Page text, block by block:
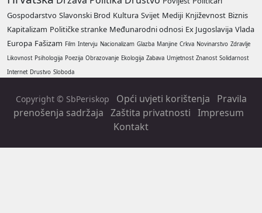
Gospodarstvo Slavonski Brod Kultura Svijet Mediji Književnost Biznis
Kapitalizam Političke stranke Međunarodni odnosi Ex Jugoslavija Vlada
Europa Fašizam Film Intervju Nacionalizam Glazba Manjine Crkva Novinarstvo Zdravlje
Likovnost Psihologija Poezija Obrazovanje Ekologija Zabava Umjetnost Znanost Solidarnost
Internet Drustvo Sloboda
Copyright © SbPeriskop Opći uvjeti korištenja
Pravila
prenošenja sadržaja Zaštita privatnosti Impresum
Kontakt